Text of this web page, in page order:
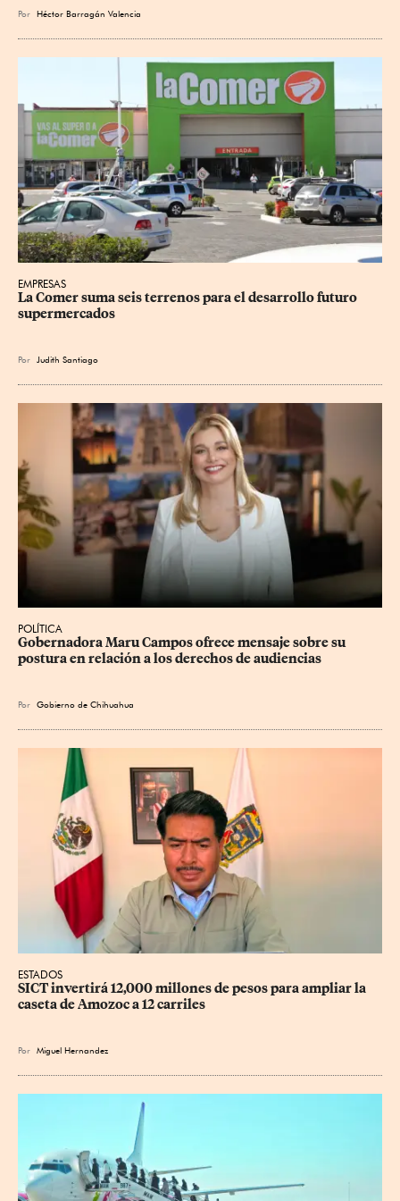
Por Héctor Barragán Valencia
EMPRESAS
La Comer suma seis terrenos para el desarrollo futuro
supermercados
Por Judith Santiago
POLÍTICA
Gobernadora Maru Campos ofrece mensaje sobre su
postura en relación a los derechos de audiencias
Por Gobierno de Chihuahua
ESTADOS
SICT invertirá 12,000 millones de pesos para ampliar la
caseta de Amozoc a 12 carriles
Por Miguel Hernandez